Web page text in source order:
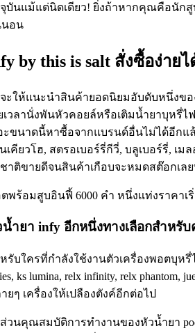
บันแม้แต่นิดเดียว! ยิ่งถ้าหากคุณคือนัก
อน
by this is salt สั่งซื้อง่าย
ะให้แนะนำสินค้ายอดนิยมอับดับหนึ่งข
เวลานั่งพันหัวคอยล์หรือเติมน้ำยาบุหรี่
ะขนาดนี้หาซื้อจากแบรนด์อื่นไม่ได้อีกแ
เคียวโฮ, สตรอเบอร์รี่กีวี่, บลูเบอร์รี่,
าติขายดีจนสินค้าเกือบจะหมดสต๊อกเล
พร้อมสูบอินฟี้ 6000 คำ หนึ่งแท่งราคาเ
น้ำยา infy อีกหนึ่งทางเลือกสำหรั
รับใครที่กำลังใช้งานตัวเครื่องพอตบุห
ks lumina, relx infinity, relx
ยๆ เครื่องให้เปลืองตังค์อีกต่อไป
วนคุณสมบัติการทำงานของหัวน้ำยา